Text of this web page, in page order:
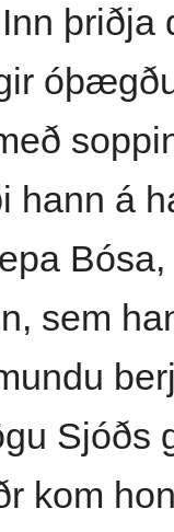
þriðja
hann á
sem
Sjóðs
kom